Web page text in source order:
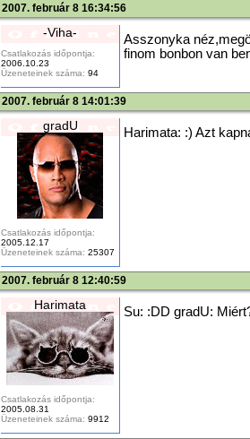
2007. február 8 16:34:56
-Viha-
Csatlakozás időpontja:
2006.10.23
Üzeneteinek száma: 94
Asszonyka
finom bonbon van
2007. február 8 14:01:39
gradU
Csatlakozás időpontja:
2005.12.17
Üzeneteinek száma: 25307
Harimata: :) Azt
2007. február 8 12:40:59
Harimata
Csatlakozás időpontja:
2005.08.31
Üzeneteinek száma: 9912
Su: :DD gradU: